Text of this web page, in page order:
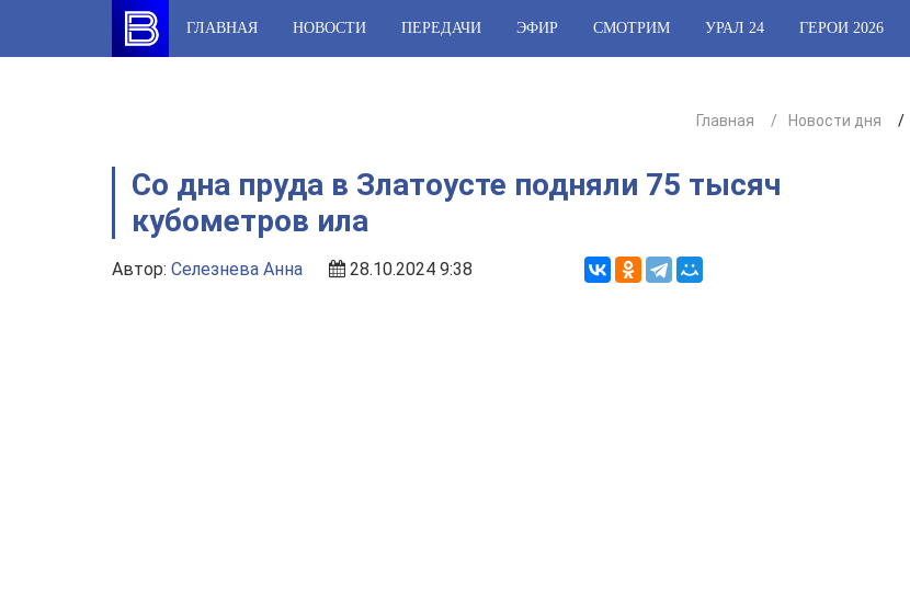
content
ГЛАВНАЯ НОВОСТИ ПЕРЕДАЧИ ЭФИР СМОТРИМ УРАЛ 24 ГЕРОИ 2026
Главная Новости дня
Со дна пруда в Златоусте подняли 75 тысяч
кубометров ила
Автор: Селезнева Анна 28.10.2024 9:38